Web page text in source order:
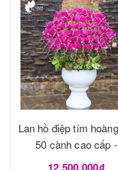
Lan hồ điệp tím
50 cành cao cấp -
LHD1182